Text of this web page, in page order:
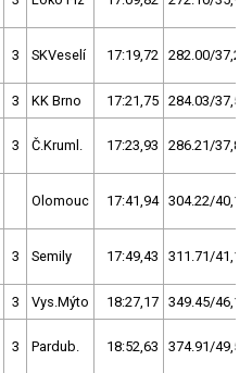
3 SKVeselí 17:19,72 282.00/37,2
3 KK Brno 17:21,75 284.03/37,5
3 Č.Kruml. 17:23,93 286.21/37,8
Olomouc 17:41,94 304.22/40,1
3 Semily 17:49,43 311.71/41,1
3 Vys.Mýto 18:27,17 349.45/46,1
3 Pardub. 18:52,63 374.91/49,5